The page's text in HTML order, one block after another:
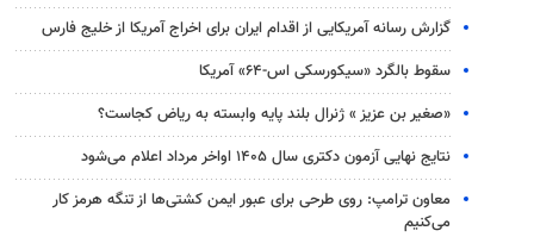
گزارش رسانه آمریکایی از اقدام ایران برای اخراج آمریکا از خلیج فارس
سقوط بالگرد «سیکورسکی اس-۶۴» آمریکا
«صغیر بن عزیز » ژنرال بلند پایه وابسته به ریاض کجاست؟
نتایج نهایی آزمون دکتری سال ۱۴۰۵ اواخر مرداد اعلام می‌شود
معاون ترامپ: روی طرحی برای عبور ایمن کشتی‌ها از تنگه هرمز کار
می‌کنیم